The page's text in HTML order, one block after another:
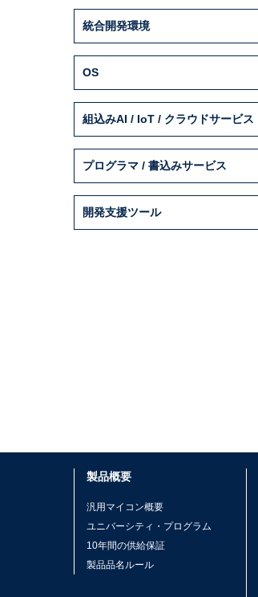
統合開発環境
OS
組込みAI / IoT / クラウドサービス
プログラマ / 書込みサービス
開発支援ツール
製品概要
汎用マイコン概要
ユニバーシティ・プログラム
10年間の供給保証
製品品名ルール